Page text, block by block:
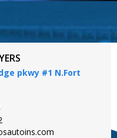
pkwy #1 N.Fort